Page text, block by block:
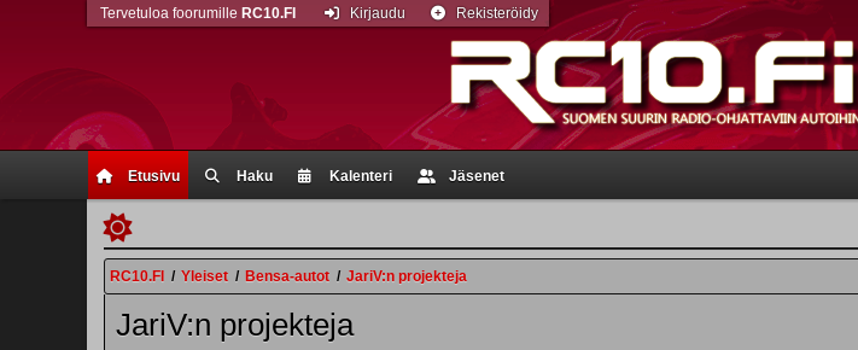
Etusivu Haku Kalenteri Jäsenet
Tervetuloa foorumille RC10.FI Kirjaudu Rekisteröidy
RC10.FI / Yleiset / Bensa-autot / JariV:n projekteja
JariV:n projekteja